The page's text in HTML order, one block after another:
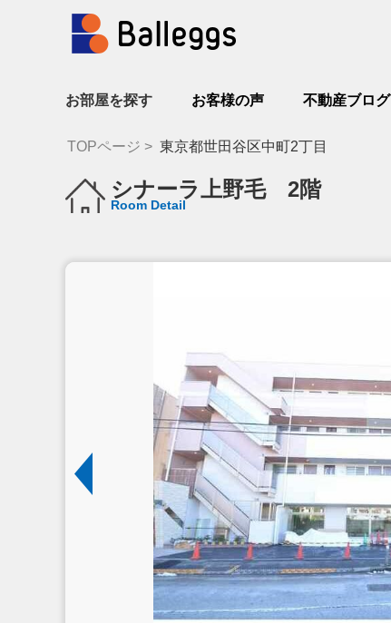
お部屋を探す お客様の声 不動産ブログ
TOPページ 東京都世田谷区中町2丁目
シナーラ上野毛 2階
Room Detail